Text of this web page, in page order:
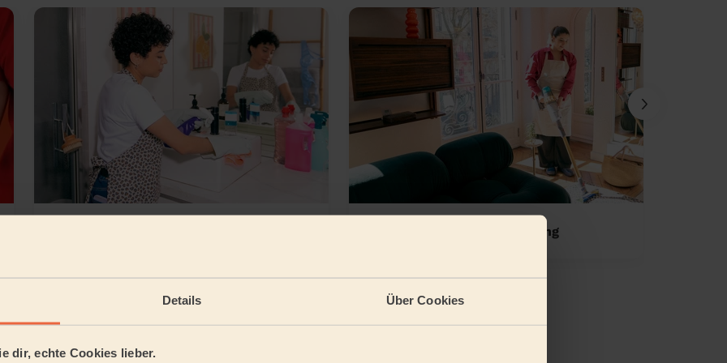
Details Über Cookies
dir, echte Cookies lieber.
Einmalige Wohnungsreinigung
5/5 •
vor einem Tag